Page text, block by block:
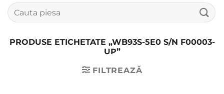
Caută
după:
PRODUSE ETICHETATE „WB93S-5E0 S/N F00003-
UP”
FILTREAZĂ